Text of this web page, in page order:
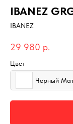
IBANEZ
IBANEZ
29 980 р.
Цвет
Черный